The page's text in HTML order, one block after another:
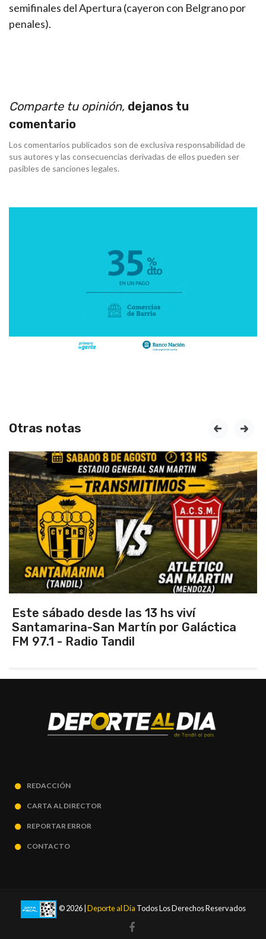
semifinales del Apertura (cayeron con Belgrano por
penales).
Comparte tu opinión, dejanos tu
comentario
Los comentarios publicados son de exclusiva responsabilidad de
sus autores y las consecuencias derivadas de ellos pueden ser
pasibles de sanciones legales.
Otras notas
Vuelve el torneo oficial de hockey
prev next
REDACCIÓN
CARTA AL DIRECTOR
REPORTAR ERROR
CONTACTO
© 2026 | Deporte al Día Todos Los Derechos Reservados